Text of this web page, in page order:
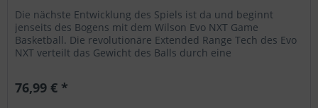
Die nächste Entwicklung des Spiels ist da und beginnt
jenseits des Bogens mit dem Wilson Evo NXT Game
Basketball. Die revolutionäre Extended Range Tech des Evo
NXT verteilt das Gewicht des Balls durch eine
76,99 € *